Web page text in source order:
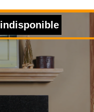
indisponible